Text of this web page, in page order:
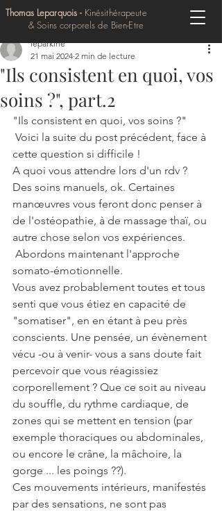
Thomas Leparquois - Kinésithérapeute
& Soins corporels de Bien-Etre
"Ils consistent en quoi, vos
soins ?", part.2
leparkine
21 mai 2024 2 min de lecture
"Ils consistent en quoi, vos soins ?"
Voici la suite du post précédent, face à
cette question si difficile !
A quoi vous attendre lors d'un rdv ?
Des soins manuels, ok. Certaines
manœuvres vous feront donc penser à
de l'ostéopathie, à de massage thaï, ou
autre chose selon vos expériences.
Abordons maintenant l'approche
somato-émotionnelle.
Vous avez probablement toutes et tous
senti que vous étiez en capacité de
"somatiser", en en étant à peu près
conscients. Une pensée, un évènement
vécu -ou à venir- vous a sans doute fait
percevoir que vous réagissiez
corporellement ? Que ce soit au niveau
du souffle, du rythme cardiaque, de
zones qui se mettent en tension (par
exemple thoraciques ou abdominales,
ou encore le crâne, la mâchoire, la
gorge ... les poings ??).
Ces mouvements intérieurs, manifestés
par des sensations, ne sont pas